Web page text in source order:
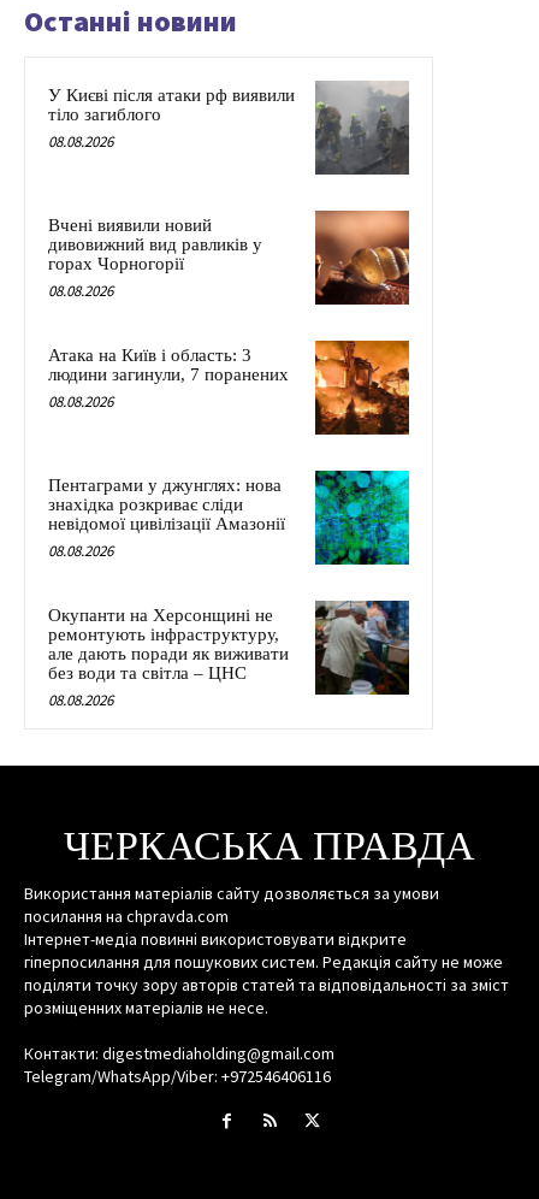
Останні новини
У Києві після атаки рф виявили
тіло загиблого
08.08.2026
Вчені виявили новий
дивовижний вид равликів у
горах Чорногорії
08.08.2026
Атака на Київ і область: 3
людини загинули, 7 поранених
08.08.2026
Пентаграми у джунглях: нова
знахідка розкриває сліди
невідомої цивілізації Амазонії
08.08.2026
Окупанти на Херсонщині не
ремонтують інфраструктуру,
але дають поради як виживати
без води та світла – ЦНС
08.08.2026
ЧЕРКАСЬКА ПРАВДА
Використання матеріалів сайту дозволяється за умови
посилання на chpravda.com
Інтернет-медіа повинні використовувати відкрите
гіперпосилання для пошукових систем. Редакція сайту не може
поділяти точку зору авторів статей та відповідальності за зміст
розміщенних матеріалів не несе.
Контакти: digestmediaholding@gmail.com
Telegram/WhatsApp/Viber: +972546406116